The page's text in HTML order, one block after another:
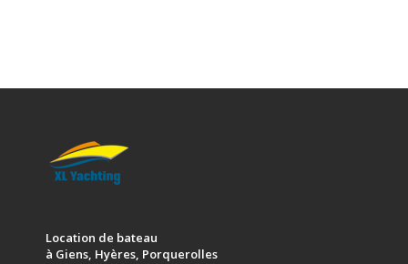
Location de bateau
à Giens, Hyères, Porquerolles